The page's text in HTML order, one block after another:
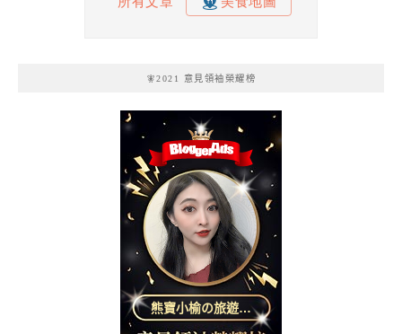
🧚2021 意見領袖榮耀榜
熊寶小榆の旅遊日
記